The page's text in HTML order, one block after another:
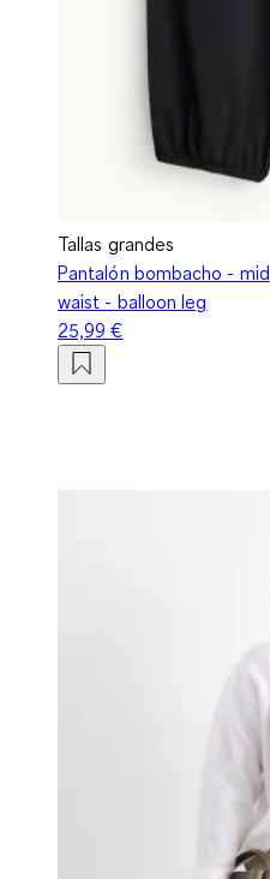
Tallas grandes
Pantalón bombacho - mid
waist - balloon leg
25,99 €